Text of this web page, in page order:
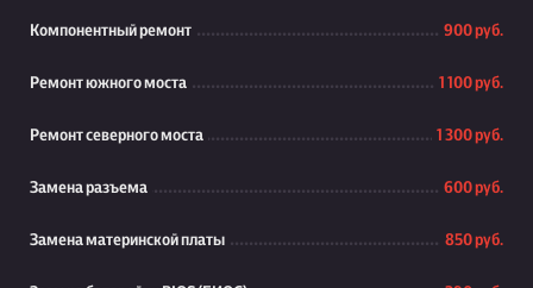
Компонентный ремонт 900 руб.
Ремонт южного моста 1 100 руб.
Ремонт северного моста 1 300 руб.
Замена разъема 600 руб.
Замена материнской платы 850 руб.